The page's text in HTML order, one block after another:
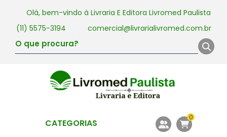
Olá, bem-vindo à Livraria E Editora Livromed Paulista
(11) 5575-3194
comercial@livrarialivromed.com.br
CATEGORIAS 0